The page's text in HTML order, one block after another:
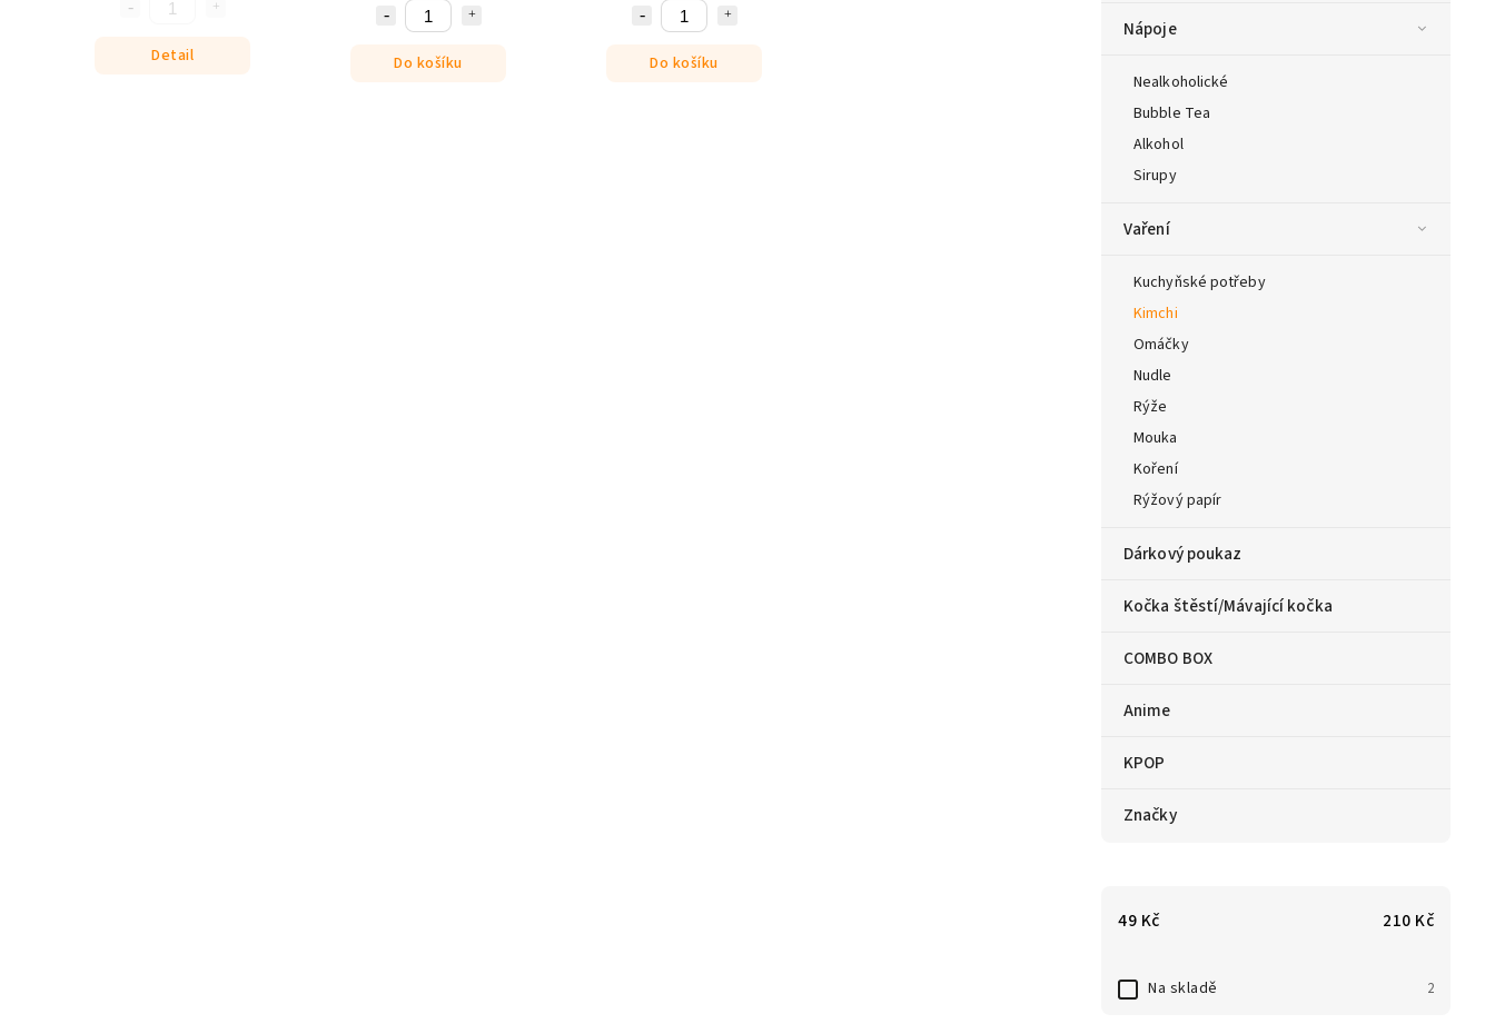
Nápoje
Nealkoholické
Bubble Tea
Alkohol
Sirupy
Vaření
Kuchyňské potřeby
Kimchi
Omáčky
Nudle
Rýže
Mouka
Koření
Rýžový papír
Dárkový poukaz
Kočka štěstí/Mávající kočka
COMBO BOX
Anime
KPOP
Značky
49 Kč 210 Kč
Na skladě 2
Detail Do košíku Do košíku